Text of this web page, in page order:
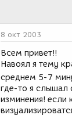
8 окт 2003
Всем привет!!
Навоял я тему
среднем 5-7
где-то я слышал
изминения! если